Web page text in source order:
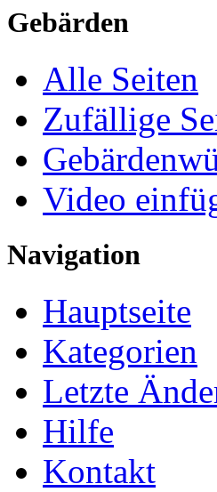
Gebärden
Alle Seiten
Zufällige
Video
Navigation
Hauptseite
Kategorien
Letzte
Hilfe
Kontakt